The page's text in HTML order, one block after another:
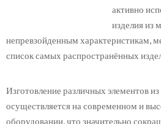
активно
изделия из
непревзойденным характеристикам,
список самых распространённых
Изготовление различных элементов
осуществляется на современном и
оборудовании, что значительно